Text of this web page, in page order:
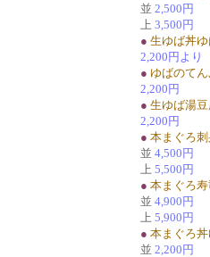
並 2,500円
上 3,500円
● 生ゆば丼
2,200円より
● ゆばのて
2,200円
● 生ゆば湯
2,200円
● 本まぐろ
並 4,500円
上 5,500円
● 本まぐろ
並 4,900円
上 5,900円
● 本まぐろ
並 2,200円